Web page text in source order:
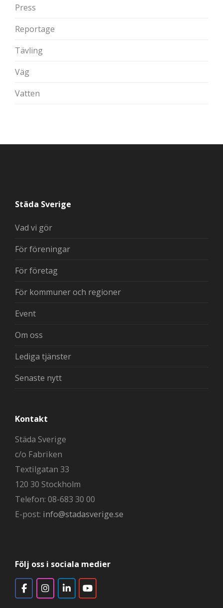
Press
Reportage
Tävling
Väg
Vatten
Städa Sverige
Vad vi gör
För föreningar
För företag
För kommuner och regioner
Event
Om oss
Lediga tjänster
Senaste nytt
Kontakt
Städa Sverige
c/o Fabriken
Textilgatan 33
120 30 Stockholm
Telefon: 08-683 30 00
E-post: info@stadasverige.se
Följ oss i sociala medier